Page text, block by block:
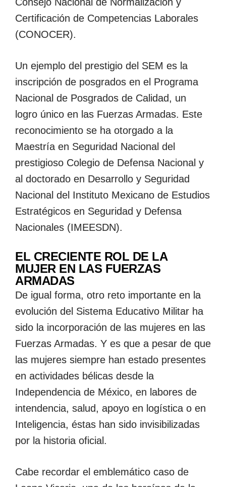
Certificación de Competencias Laborales
(CONOCER).
Un ejemplo del prestigio del SEM es la
inscripción de posgrados en el Programa
Nacional de Posgrados de Calidad, un
logro único en las Fuerzas Armadas. Este
reconocimiento se ha otorgado a la
Maestría en Seguridad Nacional del
prestigioso Colegio de Defensa Nacional y
al doctorado en Desarrollo y Seguridad
Nacional del Instituto Mexicano de Estudios
Estratégicos en Seguridad y Defensa
Nacionales (IMEESDN).
EL CRECIENTE ROL DE LA
MUJER EN LAS FUERZAS
ARMADAS
De igual forma, otro reto importante en la
evolución del Sistema Educativo Militar ha
sido la incorporación de las mujeres en las
Fuerzas Armadas. Y es que a pesar de que
las mujeres siempre han estado presentes
en actividades bélicas desde la
Independencia de México, en labores de
intendencia, salud, apoyo en logística o en
Inteligencia, éstas han sido invisibilizadas
por la historia oficial.
Cabe recordar el emblemático caso de